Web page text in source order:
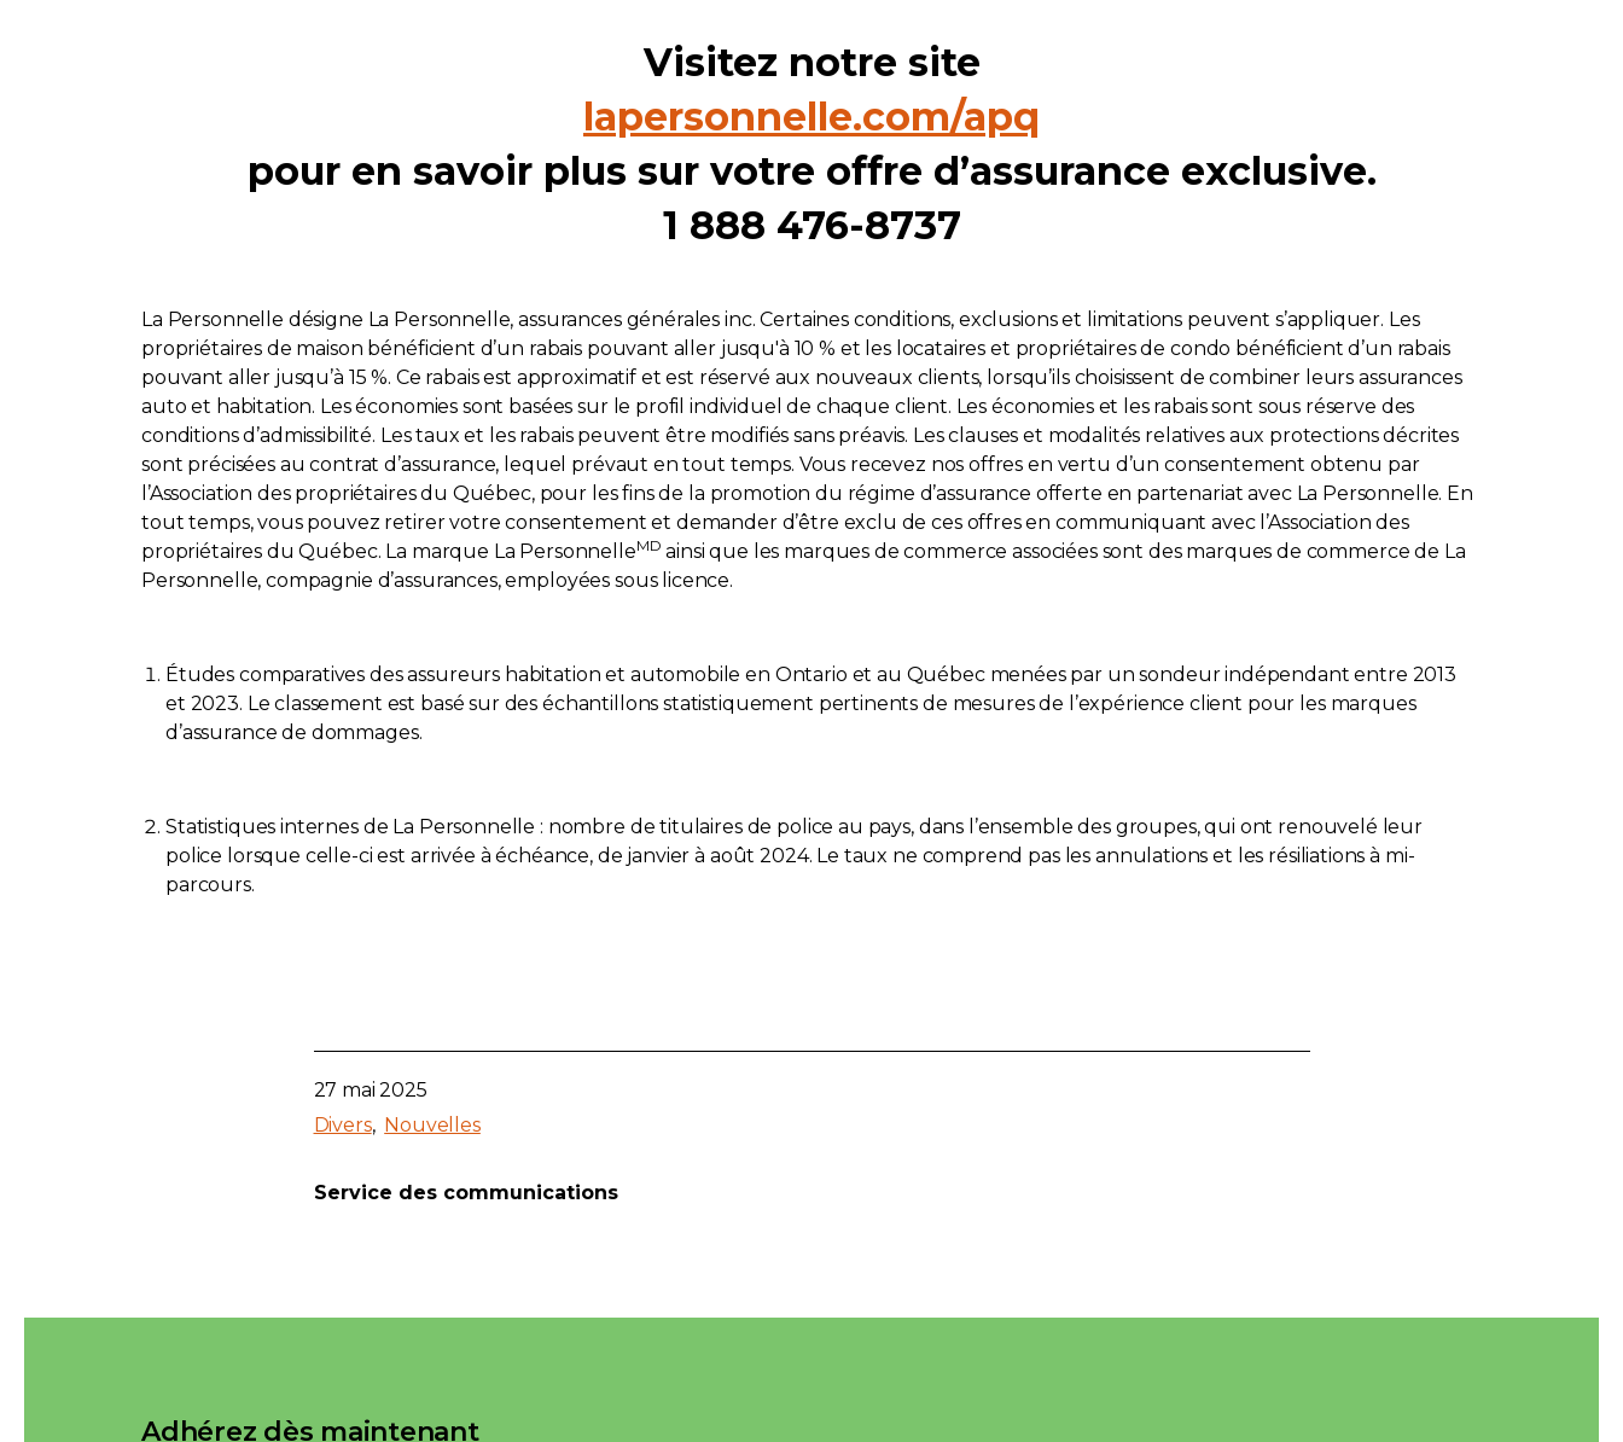
Visitez notre site
lapersonnelle.com/apq
pour en savoir plus sur votre offre d’assurance exclusive.
1 888 476-8737
La Personnelle désigne La Personnelle, assurances générales inc. Certaines conditions, exclusions et limitations peuvent s’appliquer. Les
propriétaires de maison bénéficient d’un rabais pouvant aller jusqu'à 10 % et les locataires et propriétaires de condo bénéficient d’un rabais
pouvant aller jusqu’à 15 %. Ce rabais est approximatif et est réservé aux nouveaux clients, lorsqu’ils choisissent de combiner leurs assurances
auto et habitation. Les économies sont basées sur le profil individuel de chaque client. Les économies et les rabais sont sous réserve des
conditions d’admissibilité. Les taux et les rabais peuvent être modifiés sans préavis. Les clauses et modalités relatives aux protections décrites
sont précisées au contrat d’assurance, lequel prévaut en tout temps. Vous recevez nos offres en vertu d’un consentement obtenu par
l’Association des propriétaires du Québec, pour les fins de la promotion du régime d’assurance offerte en partenariat avec La Personnelle. En
tout temps, vous pouvez retirer votre consentement et demander d’être exclu de ces offres en communiquant avec l’Association des
propriétaires du Québec. La marque La PersonnelleMD ainsi que les marques de commerce associées sont des marques de commerce de La
Personnelle, compagnie d’assurances, employées sous licence.
Études comparatives des assureurs habitation et automobile en Ontario et au Québec menées par un sondeur indépendant entre 2013
et 2023. Le classement est basé sur des échantillons statistiquement pertinents de mesures de l’expérience client pour les marques
d’assurance de dommages.
Statistiques internes de La Personnelle : nombre de titulaires de police au pays, dans l’ensemble des groupes, qui ont renouvelé leur
police lorsque celle-ci est arrivée à échéance, de janvier à août 2024. Le taux ne comprend pas les annulations et les résiliations à mi-
parcours.
27 mai 2025
Divers Nouvelles
Service des communications
Adhérez dès maintenant